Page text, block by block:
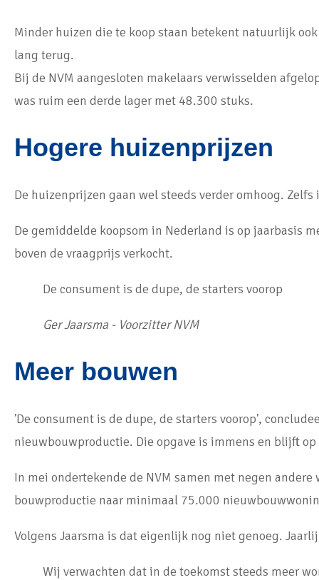
Minder huizen die te koop staan betekent natuurlijk
lang terug.
Bij de NVM aangesloten makelaars verwisselden
was ruim een derde lager met 48.300 stuks.
Hogere huizenprijzen
De huizenprijzen gaan wel steeds verder omhoog.
De gemiddelde koopsom in Nederland is op jaarbasis
boven de vraagprijs verkocht.
De consument is de dupe, de starters voorop
Ger Jaarsma - Voorzitter NVM
Meer bouwen
'De consument is de dupe, de starters voorop',
nieuwbouwproductie. Die opgave is immens en blijft
In mei ondertekende de NVM samen met negen
bouwproductie naar minimaal 75.000
Volgens Jaarsma is dat eigenlijk nog niet genoeg.
Wij verwachten dat in de toekomst steeds meer